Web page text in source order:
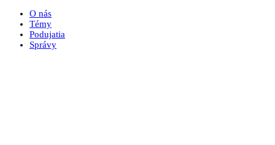
O nás
Témy
Podujatia
Správy